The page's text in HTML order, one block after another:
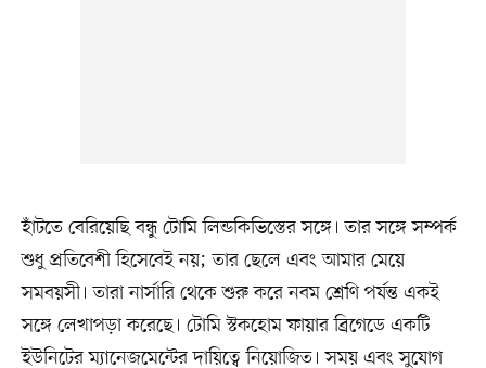
হাঁটতে বেরিয়েছি বন্ধু টোমি লিন্ডকিভিস্তের সঙ্গে। তার সঙ্গে সম্পর্ক
শুধু প্রতিবেশী হিসেবেই নয়; তার ছেলে এবং আমার মেয়ে
সমবয়সী। তারা নার্সারি থেকে শুরু করে নবম শ্রেণি পর্যন্ত একই
সঙ্গে লেখাপড়া করেছে। টোমি স্টকহোম ফায়ার ব্রিগেডে একটি
ইউনিটের ম্যানেজমেন্টের দায়িত্বে নিয়োজিত। সময় এবং সুযোগ